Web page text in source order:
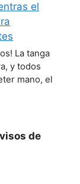
el
La tanga
y todos
mano, el
de